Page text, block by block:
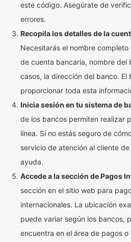
este código. Asegúrate de
errores.
Recopila los detalles de la
Necesitarás el nombre
de cuenta bancaria, nombre del
casos, la dirección del banco. El
proporcionar toda esta
Inicia sesión en tu sistema de
de los bancos permiten realizar
línea. Si no estás seguro de
servicio de atención al cliente
ayuda.
Accede a la sección de Pagos
sección en el sitio web para
internacionales. La ubicación
puede variar según los bancos,
encuentra en el área de pagos o